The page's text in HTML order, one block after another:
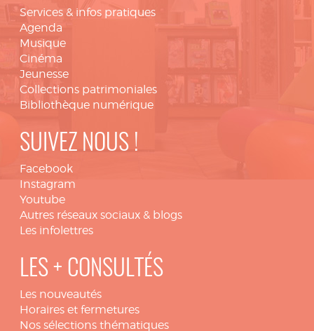
Services & infos pratiques
Agenda
Musique
Cinéma
Jeunesse
Collections patrimoniales
Bibliothèque numérique
SUIVEZ NOUS !
Facebook
Instagram
Youtube
Autres réseaux sociaux & blogs
Les infolettres
LES + CONSULTÉS
Les nouveautés
Horaires et fermetures
Nos sélections thématiques